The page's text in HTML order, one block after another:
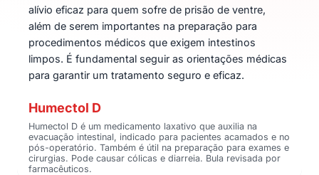
alívio eficaz para quem sofre de prisão de ventre,
além de serem importantes na preparação para
procedimentos médicos que exigem intestinos
limpos. É fundamental seguir as orientações médicas
para garantir um tratamento seguro e eficaz.
Humectol D
Humectol D é um medicamento laxativo que auxilia na
evacuação intestinal, indicado para pacientes acamados e no
pós-operatório. Também é útil na preparação para exames e
cirurgias. Pode causar cólicas e diarreia. Bula revisada por
farmacêuticos.